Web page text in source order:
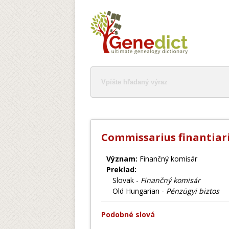
Commissarius
Význam: Finančný komisár
Preklad:
Slovak - Finančný komisár
Old Hungarian - Pénzügyi biztos
Podobné slová